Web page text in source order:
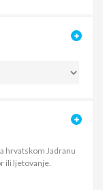
hrvatskom Jadranu
ili ljetovanje.